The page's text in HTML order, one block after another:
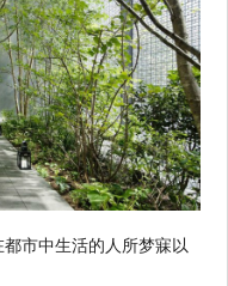
市中生活的人所梦寐以